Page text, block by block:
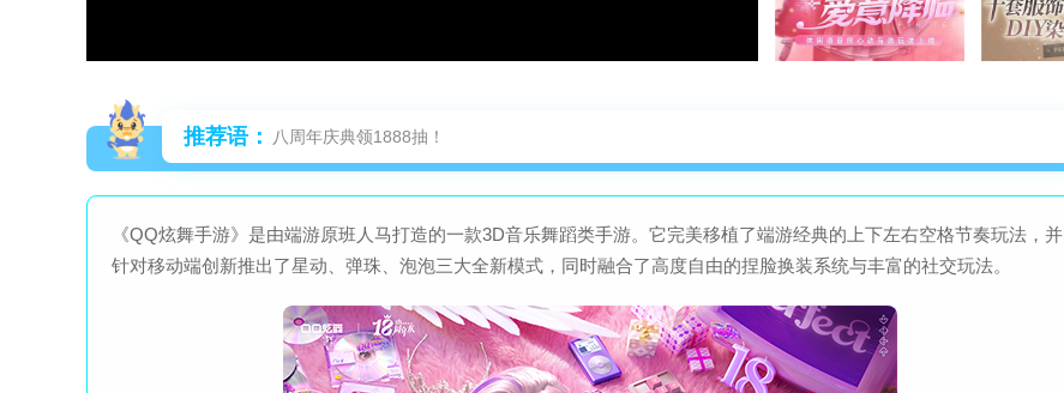
推荐语： 八周年庆典领1888抽！
《QQ炫舞手游》是由端游原班人马打造的一款3D音乐舞蹈类手游。它完美移植了端游经典的上下左右空格节奏玩法，并
针对移动端创新推出了星动、弹珠、泡泡三大全新模式，同时融合了高度自由的捏脸换装系统与丰富的社交玩法。